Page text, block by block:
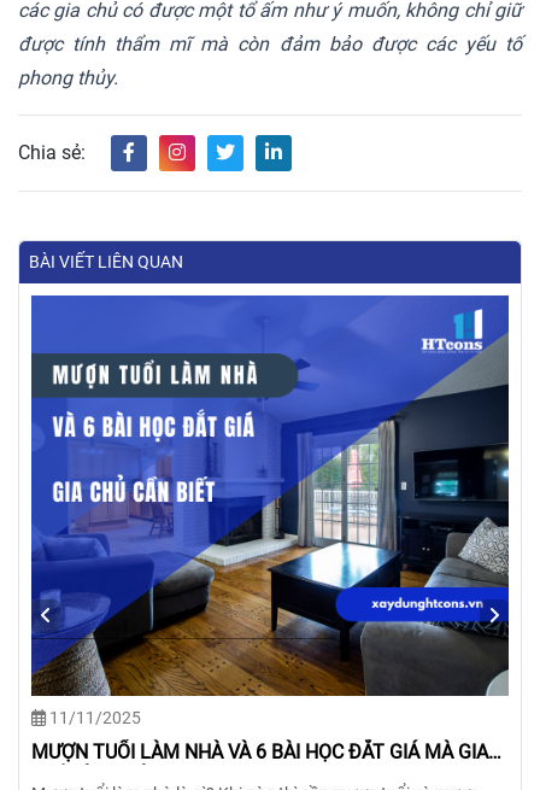
các gia chủ có được một tổ ấm như ý muốn, không chỉ giữ
được tính thẩm mĩ mà còn đảm bảo được các yếu tố
phong thủy.
Chia sẻ:
BÀI VIẾT LIÊN QUAN
29/10/2025
NHỮNG ĐIỀU KIÊNG KỴ KHI ĐANG XÂY NHÀ GIA CHỦ